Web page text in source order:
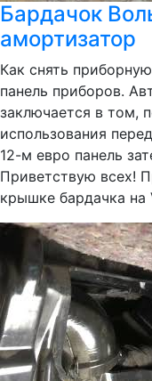
Бардачок
амортизатор
Как снять
панель приборов.
заключается в том,
использования
12-м евро панель
Приветствую всех!
крышке бардачка на